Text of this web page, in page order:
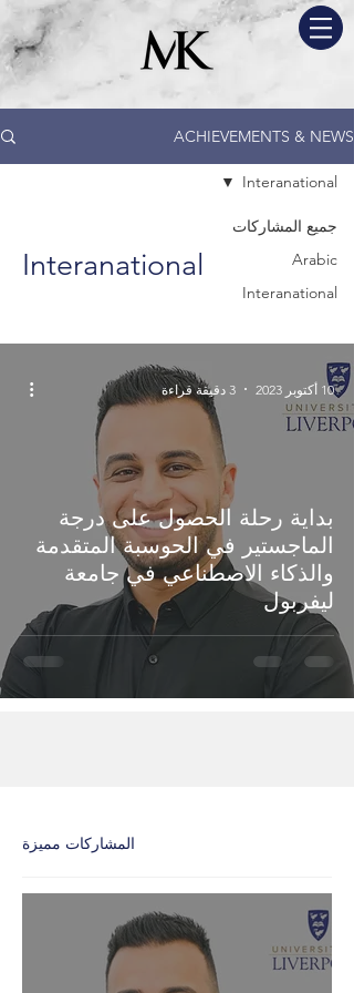
ACHIEVEMENTS & NEWS
جميع المشاركات
Arabic
Interanational
Interanational
Interanational
بداية رحلة الحصول على درجة
الماجستير في الحوسبة المتقدمة
والذكاء الاصطناعي في جامعة
ليفربول
10 أكتوبر 2023 3 دقيقة قراءة
المشاركات مميزة